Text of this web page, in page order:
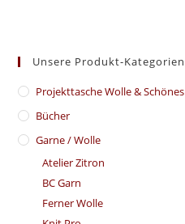
Unsere Produkt-Kategorien
​Projekttasche Wolle & Schönes
Bücher
Garne / Wolle
Atelier Zitron
BC Garn
Ferner Wolle